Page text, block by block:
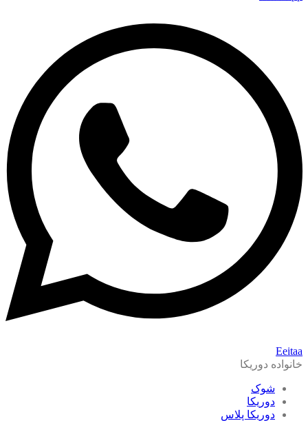
Eeitaa
خانواده دوریکا
شوک
دوریکا
دوریکا پلاس